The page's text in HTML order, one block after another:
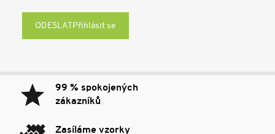
Přihlásit se
99 % spokojených
zákazníků
Zasíláme vzorky